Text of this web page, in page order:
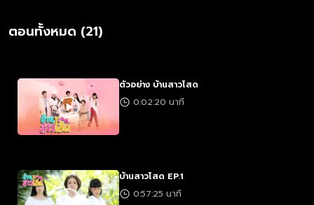
ตอนทั้งหมด (21)
ตัวอย่าง บ้านสาวโสด
0:02:20 นาที
บ้านสาวโสด EP.1
0:57:25 นาที